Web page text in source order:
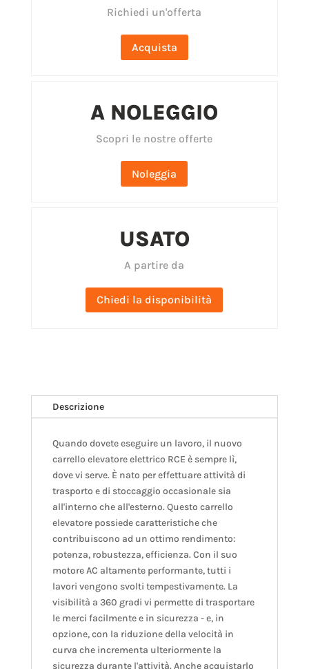
Richiedi un'offerta
Acquista
A NOLEGGIO
Scopri le nostre offerte
Noleggia
USATO
A partire da
Chiedi la disponibilità
Descrizione
Quando dovete eseguire un lavoro, il nuovo
carrello elevatore elettrico RCE è sempre lì,
dove vi serve. È nato per effettuare attività di
trasporto e di stoccaggio occasionale sia
all'interno che all'esterno. Questo carrello
elevatore possiede caratteristiche che
contribuiscono ad un ottimo rendimento:
potenza, robustezza, efficienza. Con il suo
motore AC altamente performante, tutti i
lavori vengono svolti tempestivamente. La
visibilità a 360 gradi vi permette di trasportare
le merci facilmente e in sicurezza - e, in
opzione, con la riduzione della velocità in
curva che incrementa ulteriormente la
sicurezza durante l'attività. Anche acquistarlo